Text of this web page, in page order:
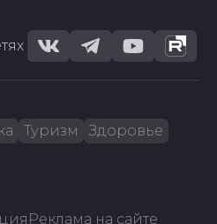
Туризм
Здоровье
Реклама на сайте